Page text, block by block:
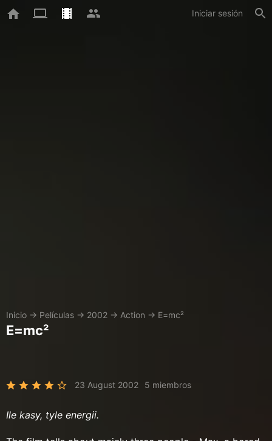
Iniciar sesión
Inicio → Películas → 2002 → Action → E=mc²
E=mc²
23 August 2002 5 miembros
Ile kasy, tyle energii.